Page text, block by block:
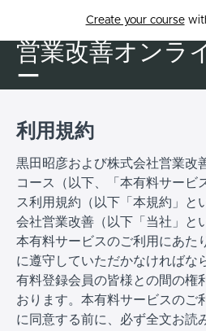
Create your course
営業改善オンラ
ー
利用規約
黒田昭彦および株式会社営業改
コース（以下、「本有料サービ
ス利用規約（以下「本規約」と
会社営業改善（以下「当社」と
本有料サービスのご利用にあた
に遵守していただかなければな
有料登録会員の皆様との間の権
おります。本有料サービスのご
に同意する前に、必ず全文お読